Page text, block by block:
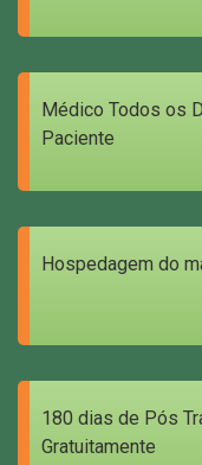
Médico Todos os
Paciente
Hospedagem do
180 dias de Pós
Gratuitamente